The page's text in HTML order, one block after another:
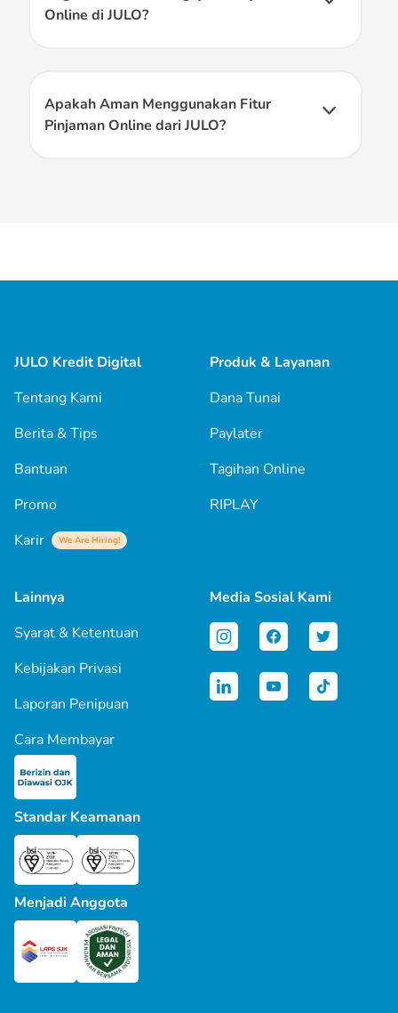
Online di JULO?
Apakah Aman Menggunakan Fitur
Pinjaman Online dari JULO?
JULO Kredit Digital
Tentang Kami
Berita & Tips
Bantuan
Promo
Karir
We Are Hiring!
Produk & Layanan
Dana Tunai
Paylater
Tagihan Online
RIPLAY
Lainnya
Syarat & Ketentuan
Kebijakan Privasi
Laporan Penipuan
Cara Membayar
Media Sosial Kami
Standar Keamanan
Menjadi Anggota